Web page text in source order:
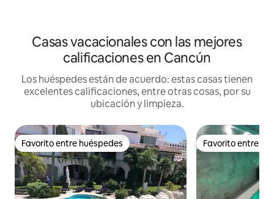
Casas vacacionales con las mejores
calificaciones en Cancún
Los huéspedes están de acuerdo: estas casas tienen
excelentes calificaciones, entre otras cosas, por su
ubicación y limpieza.
Favorito entre huéspedes
Favorito entre huéspedes Favorito entre
Favorito entre